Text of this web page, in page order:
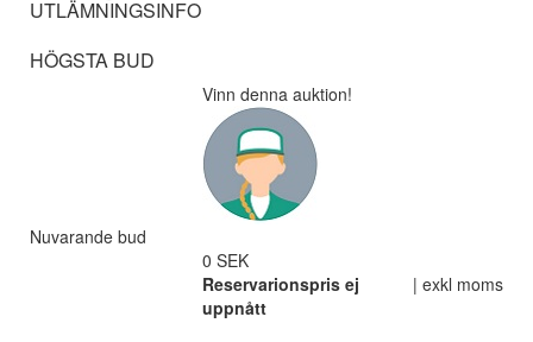
UTLÄMNINGSINFO
HÖGSTA BUD
Vinn denna auktion!
Nuvarande bud
0 SEK
| exkl moms
Reservarionspris ej
uppnått